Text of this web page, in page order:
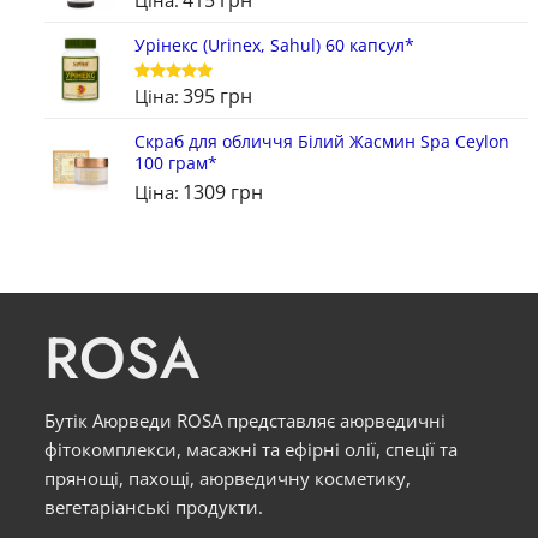
Урінекс (Urinex, Sahul) 60 капсул*
Оцінено в
з 5
Ціна: 395 грн
Скраб для обличчя Білий Жасмин Spa Ceylon
100 грам*
Ціна: 1309 грн
ROSA
Бутік Аюрведи ROSA представляє аюрведичні
фітокомплекси, масажні та ефірні олії, спеції та
прянощі, пахощі, аюрведичну косметику,
вегетаріанські продукти.